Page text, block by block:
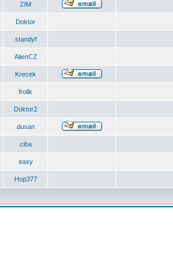
ZIM
Doktor
standyf
AlienCZ
Krecek
frolik
Doktor2
dusan
ciba
easy
Hop377